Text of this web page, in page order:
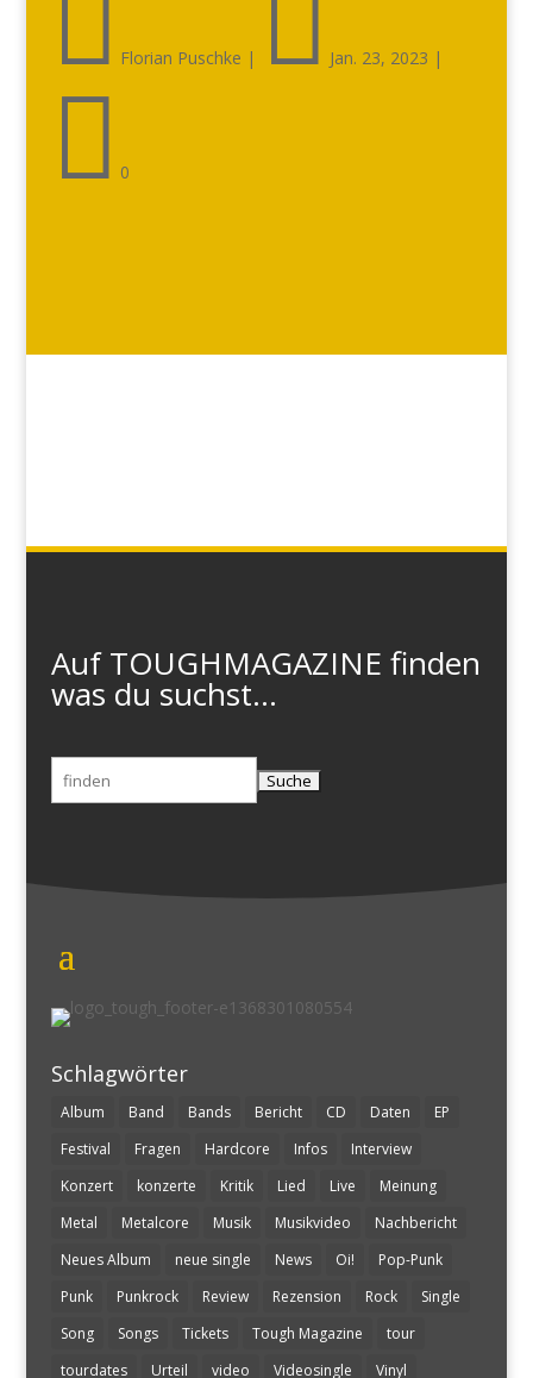
 Florian Puschke |  Jan. 23, 2023 |
 0
Auf TOUGHMAGAZINE finden
was du suchst...
Suchen
nach:
Schlagwörter
Album Band Bands Bericht CD Daten
EP
Festival
Fragen Hardcore Infos
Interview
Konzert
konzerte Kritik Lied Live
Meinung
Metal
Metalcore Musik Musikvideo
Nachbericht
Neues Album
neue single News Oi!
Pop-Punk
Punk
Punkrock Review Rezension Rock
Single
Song
Songs Tickets Tough Magazine
tour
tourdates
Urteil video Videosingle Vinyl